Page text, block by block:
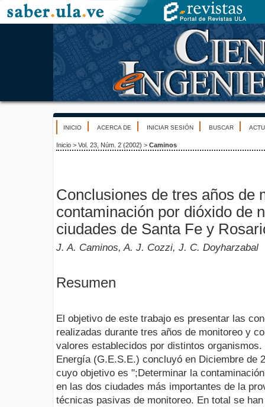
INICIO ACERCA DE INICIAR SESIÓN BUSCAR
Inicio > Vol. 23, Núm. 2 (2002) > Caminos
Conclusiones de tres años de
contaminación por dióxido de
ciudades de Santa Fe y
J. A. Caminos, A. J. Cozzi, J. C. Doyharzabal
Resumen
El objetivo de este trabajo es presentar las
realizadas durante tres años de monitoreo y
valores establecidos por distintos
Energía (G.E.S.E.) concluyó en Diciembre de
cuyo objetivo es ";Determinar la
en las dos ciudades más importantes de la
técnicas pasivas de monitoreo. En total se